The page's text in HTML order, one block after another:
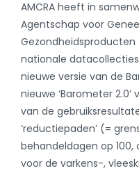
AMCRA heeft in
Agentschap voor
Gezondheidsproducten
nationale
nieuwe versie van de
nieuwe ‘Barometer
van de
‘reductiepaden’ (=
behandeldagen op 100,
voor de varkens-,